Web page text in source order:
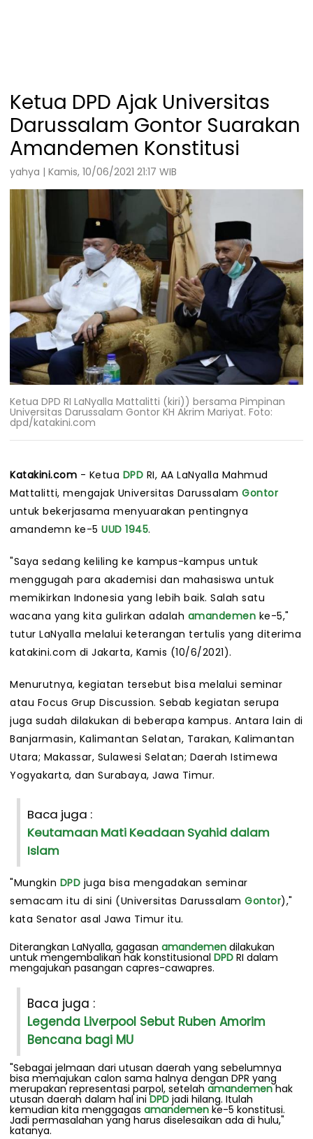
Ketua DPD Ajak Universitas
Darussalam Gontor Suarakan
Amandemen Konstitusi
yahya | Kamis, 10/06/2021 21:17 WIB
Ketua DPD RI LaNyalla Mattalitti (kiri)) bersama Pimpinan
Universitas Darussalam Gontor KH Akrim Mariyat. Foto:
dpd/katakini.com
Katakini.com - Ketua DPD RI, AA LaNyalla Mahmud
Mattalitti, mengajak Universitas Darussalam Gontor
untuk bekerjasama menyuarakan pentingnya
amandemn ke-5 UUD 1945.
"Saya sedang keliling ke kampus-kampus untuk
menggugah para akademisi dan mahasiswa untuk
memikirkan Indonesia yang lebih baik. Salah satu
wacana yang kita gulirkan adalah amandemen ke-5,"
tutur LaNyalla melalui keterangan tertulis yang diterima
katakini.com di Jakarta, Kamis (10/6/2021).
Menurutnya, kegiatan tersebut bisa melalui seminar
atau Focus Grup Discussion. Sebab kegiatan serupa
juga sudah dilakukan di beberapa kampus. Antara lain di
Banjarmasin, Kalimantan Selatan, Tarakan, Kalimantan
Utara; Makassar, Sulawesi Selatan; Daerah Istimewa
Yogyakarta, dan Surabaya, Jawa Timur.
Baca juga :
Keutamaan Mati Keadaan Syahid dalam
Islam
"Mungkin DPD juga bisa mengadakan seminar
semacam itu di sini (Universitas Darussalam Gontor),"
kata Senator asal Jawa Timur itu.
Diterangkan LaNyalla, gagasan amandemen dilakukan
untuk mengembalikan hak konstitusional DPD RI dalam
mengajukan pasangan capres-cawapres.
Baca juga :
Legenda Liverpool Sebut Ruben Amorim
Bencana bagi MU
"Sebagai jelmaan dari utusan daerah yang sebelumnya
bisa memajukan calon sama halnya dengan DPR yang
merupakan representasi parpol, setelah amandemenhak
utusan daerah dalam hal iniDPD jadi hilang. Itulah
kemudian kita menggagas amandemen ke-5 konstitusi.
Jadi permasalahan yang harus diselesaikan ada di hulu,"
katanya.